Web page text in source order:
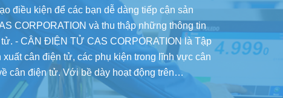
điều kiện để các bạn dễ dàng tiếp cận sản
CORPORATION và thu thập những thông tin
- CÂN ĐIỆN TỬ CAS CORPORATION là Tập
cân điện tử, các phụ kiện trong lĩnh vực cân
cân điện tử. Với bề dày hoạt động trên…